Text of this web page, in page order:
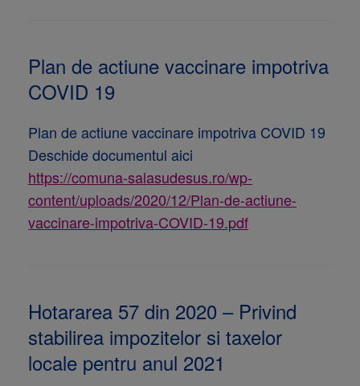
Plan de actiune vaccinare impotriva
COVID 19
Plan de actiune vaccinare impotriva COVID 19
Deschide documentul aici
https://comuna-salasudesus.ro/wp-
content/uploads/2020/12/Plan-de-actiune-
vaccinare-impotriva-COVID-19.pdf
Hotararea 57 din 2020 – Privind
stabilirea impozitelor si taxelor
locale pentru anul 2021